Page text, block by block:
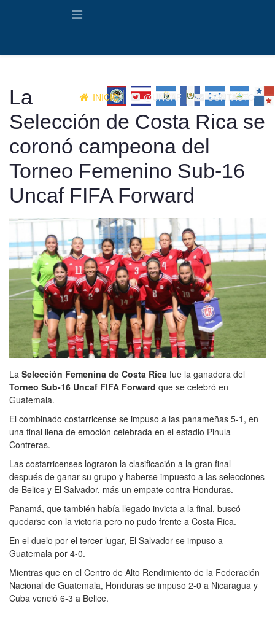
INICIO @UNCAF CONTACTO
La
Selección de Costa Rica se
coronó campeona del
Torneo Femenino Sub-16
Uncaf FIFA Forward
La Selección Femenina de Costa Rica fue la ganadora del
Torneo Sub-16 Uncaf FIFA Forward que se celebró en
Guatemala.
El combinado costarricense se impuso a las panameñas 5-1, en
una final llena de emoción celebrada en el estadio Pinula
Contreras.
Las costarricenses lograron la clasificación a la gran final
después de ganar su grupo y haberse impuesto a las selecciones
de Belice y El Salvador, más un empate contra Honduras.
Panamá, que también había llegado invicta a la final, buscó
quedarse con la victoria pero no pudo frente a Costa Rica.
En el duelo por el tercer lugar, El Salvador se impuso a
Guatemala por 4-0.
Mientras que en el Centro de Alto Rendimiento de la Federación
Nacional de Guatemala, Honduras se impuso 2-0 a Nicaragua y
Cuba venció 6-3 a Belice.